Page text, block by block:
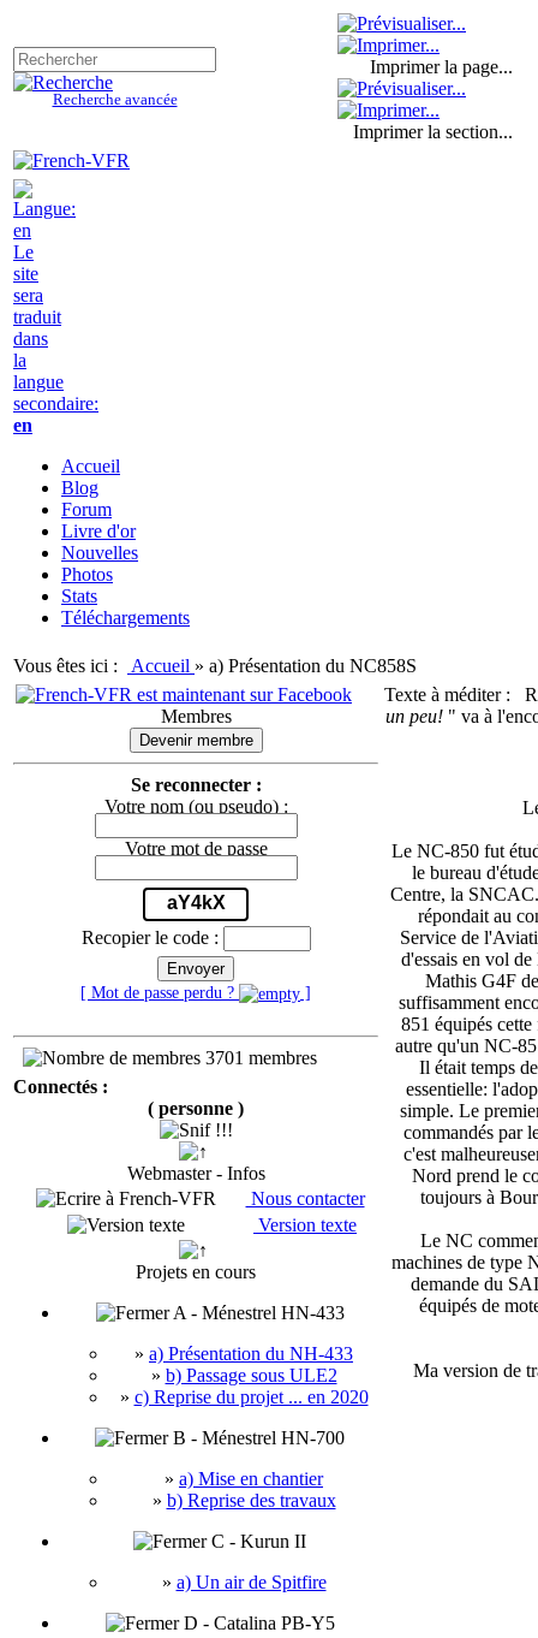
Recherche avancée
Imprimer la page...
Imprimer la section...
Le
site
sera
traduit
dans
la
langue
secondaire:
en
Accueil
Blog
Forum
Livre d'or
Nouvelles
Photos
Stats
Téléchargements
Vous êtes ici : Accueil » a) Présentation du NC858S
Membres
Devenir membre
Se reconnecter :
Votre nom (ou pseudo) :
Votre mot de passe
aY4kX
Recopier le code :
Envoyer
[ Mot de passe perdu ? ]
3701 membres
Connectés :
( personne )
Webmaster - Infos
Nous contacter
Version texte
Projets en cours
A - Ménestrel HN-433
» a) Présentation du NH-433
» b) Passage sous ULE2
» c) Reprise du projet ... en 2020
B - Ménestrel HN-700
» a) Mise en chantier
» b) Reprise des travaux
C - Kurun II
» a) Un air de Spitfire
D - Catalina PB-Y5
Texte à méditer :
un peu! " va à
Le NC-850 fut
le bureau
Centre, la
répondait au
Service de
d'essais en vol
Mathis G4F
suffisamment
851 équipés
autre qu'un NC-
Il était temps
essentielle:
simple. Le
commandés par
c'est
Nord prend le
toujours à
Le NC
machines de type
demande du
équipés de
Ma version de